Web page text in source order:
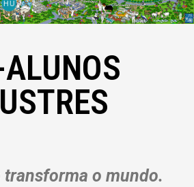
HU
transforma o mundo.